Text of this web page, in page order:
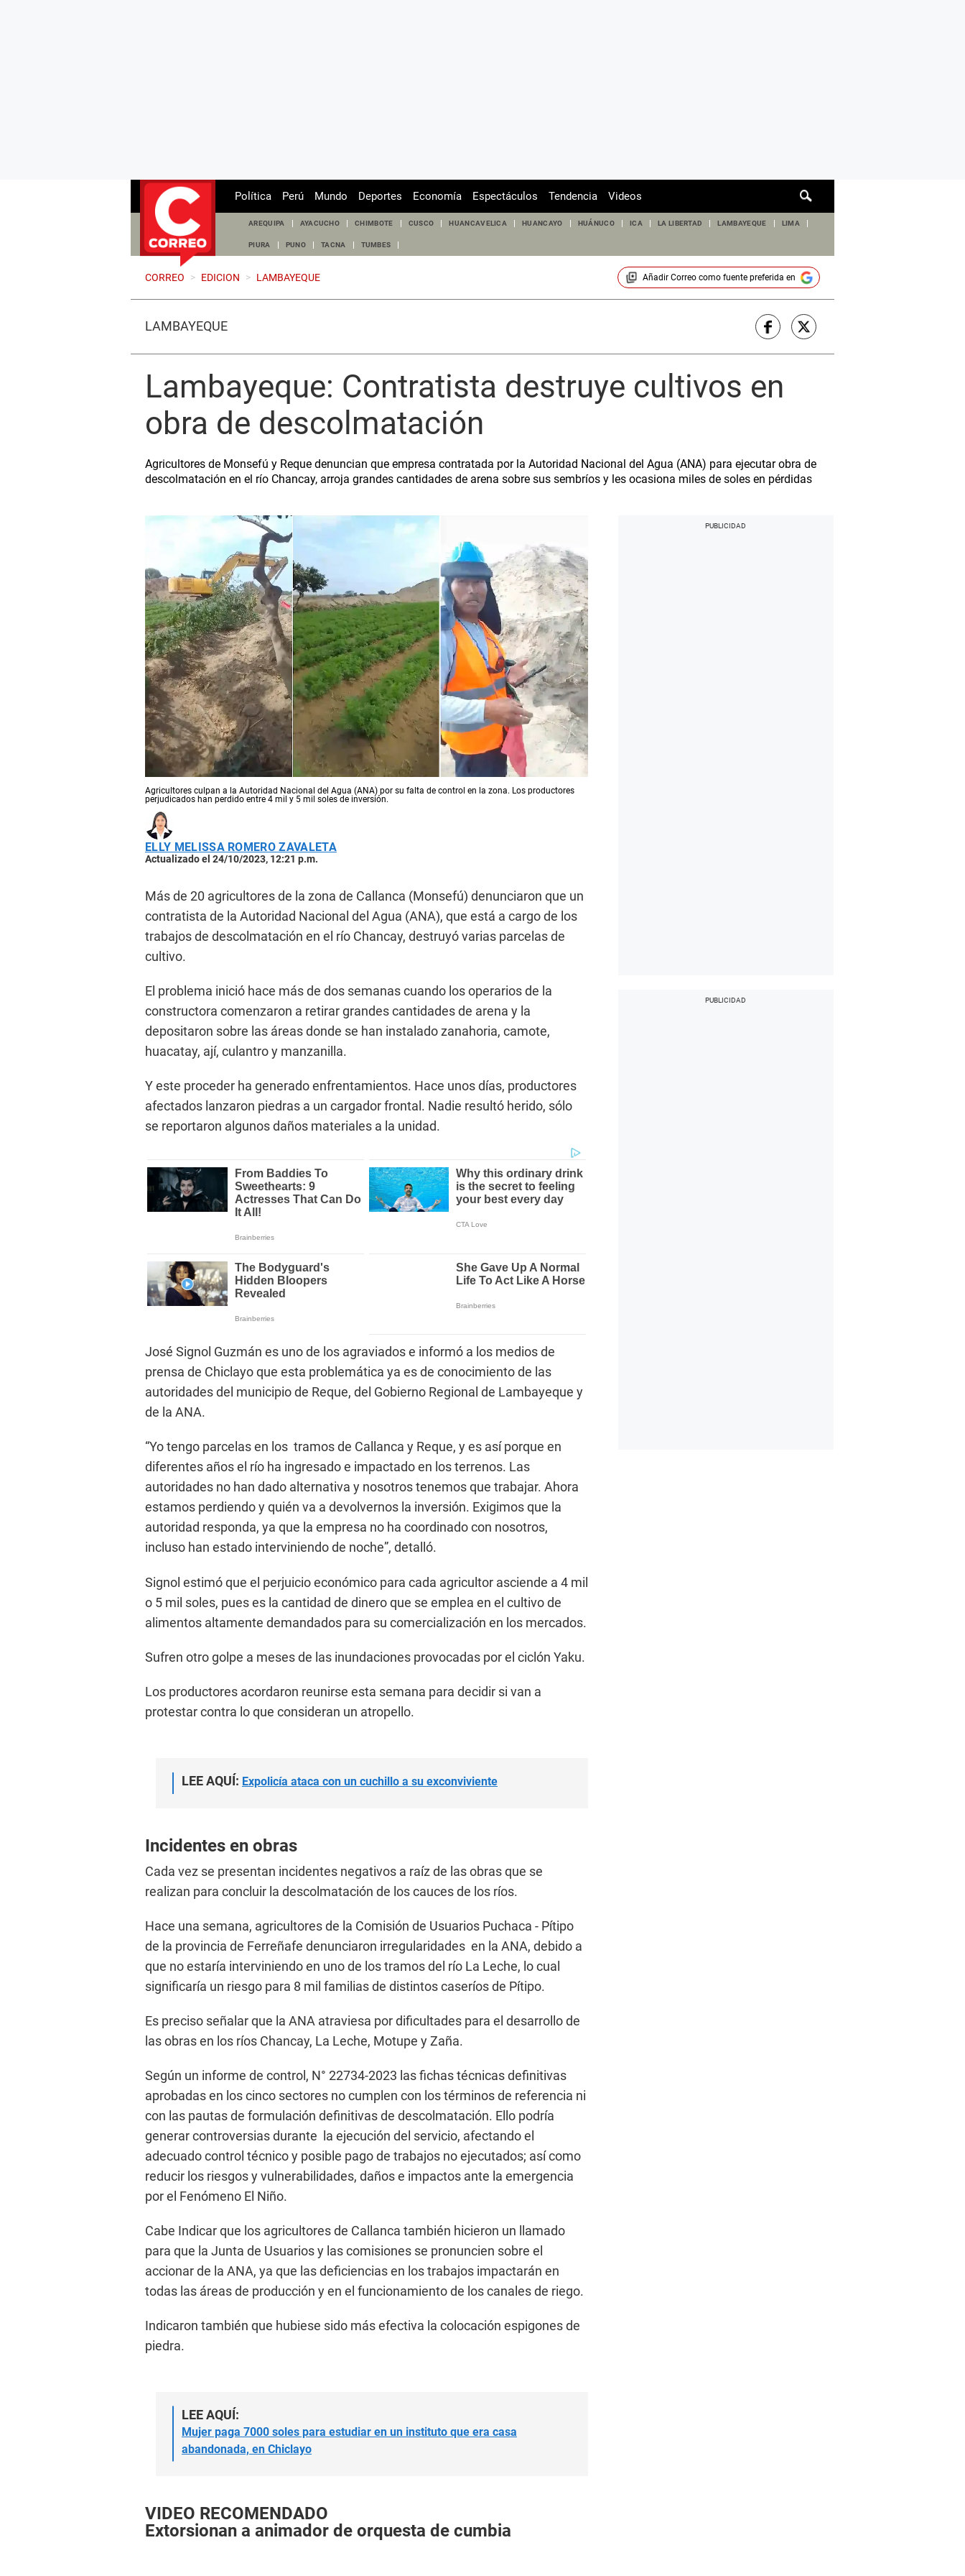
de
Política Perú Mundo Deportes Economía Espectáculos Tendencia Videos
AREQUIPA AYACUCHO CHIMBOTE CUSCO HUANCAVELICA HUANCAYO HUÁNUCO ICA LA LIBERTAD LAMBAYEQUE LIMA
PIURA PUNO TACNA TUMBES
CORREO > EDICION > LAMBAYEQUE Añadir Correocomo fuente preferida en
LAMBAYEQUE
Lambayeque: Contratista destruye cultivos en
obra de descolmatación
Agricultores de Monsefú y Reque denuncian que empresa contratada por la Autoridad Nacional del Agua (ANA) para ejecutar obra de
descolmatación en el río Chancay, arroja grandes cantidades de arena sobre sus sembríos y les ocasiona miles de soles en pérdidas
Agricultores culpan a la Autoridad Nacional del Agua (ANA) por su falta de control en la zona. Los productores
perjudicados han perdido entre 4 mil y 5 mil soles de inversión.
ELLY MELISSA ROMERO ZAVALETA
Actualizado el 24/10/2023, 12:21 p.m.
Más de 20 agricultores de la zona de Callanca (Monsefú) denunciaron que un
contratista de la Autoridad Nacional del Agua (ANA), que está a cargo de los
trabajos de descolmatación en el río Chancay, destruyó varias parcelas de
cultivo.
El problema inició hace más de dos semanas cuando los operarios de la
constructora comenzaron a retirar grandes cantidades de arena y la
depositaron sobre las áreas donde se han instalado zanahoria, camote,
huacatay, ají, culantro y manzanilla.
Y este proceder ha generado enfrentamientos. Hace unos días, productores
afectados lanzaron piedras a un cargador frontal. Nadie resultó herido, sólo
se reportaron algunos daños materiales a la unidad.
José Signol Guzmán es uno de los agraviados e informó a los medios de
prensa de Chiclayo que esta problemática ya es de conocimiento de las
autoridades del municipio de Reque, del Gobierno Regional de Lambayeque y
de la ANA.
“Yo tengo parcelas en los tramos de Callanca y Reque, y es así porque en
diferentes años el río ha ingresado e impactado en los terrenos. Las
autoridades no han dado alternativa y nosotros tenemos que trabajar. Ahora
estamos perdiendo y quién va a devolvernos la inversión. Exigimos que la
autoridad responda, ya que la empresa no ha coordinado con nosotros,
incluso han estado interviniendo de noche”, detalló.
Signol estimó que el perjuicio económico para cada agricultor asciende a 4 mil
o 5 mil soles, pues es la cantidad de dinero que se emplea en el cultivo de
alimentos altamente demandados para su comercialización en los mercados.
Sufren otro golpe a meses de las inundaciones provocadas por el ciclón Yaku.
Los productores acordaron reunirse esta semana para decidir si van a
protestar contra lo que consideran un atropello.
LEE AQUÍ: Expolicía ataca con un cuchillo a su exconviviente
Incidentes en obras
Cada vez se presentan incidentes negativos a raíz de las obras que se
realizan para concluir la descolmatación de los cauces de los ríos.
Hace una semana, agricultores de la Comisión de Usuarios Puchaca - Pítipo
de la provincia de Ferreñafe denunciaron irregularidades en la ANA, debido a
que no estaría interviniendo en uno de los tramos del río La Leche, lo cual
significaría un riesgo para 8 mil familias de distintos caseríos de Pítipo.
Es preciso señalar que la ANA atraviesa por dificultades para el desarrollo de
las obras en los ríos Chancay, La Leche, Motupe y Zaña.
Según un informe de control, N° 22734-2023 las fichas técnicas definitivas
aprobadas en los cinco sectores no cumplen con los términos de referencia ni
con las pautas de formulación definitivas de descolmatación. Ello podría
generar controversias durante la ejecución del servicio, afectando el
adecuado control técnico y posible pago de trabajos no ejecutados; así como
reducir los riesgos y vulnerabilidades, daños e impactos ante la emergencia
por el Fenómeno El Niño.
Cabe Indicar que los agricultores de Callanca también hicieron un llamado
para que la Junta de Usuarios y las comisiones se pronuncien sobre el
accionar de la ANA, ya que las deficiencias en los trabajos impactarán en
todas las áreas de producción y en el funcionamiento de los canales de riego.
Indicaron también que hubiese sido más efectiva la colocación espigones de
piedra.
LEE AQUÍ:
Mujer paga 7000 soles para estudiar en un instituto que era casa
abandonada, en Chiclayo
VIDEO RECOMENDADO
Extorsionan a animador de orquesta de cumbia